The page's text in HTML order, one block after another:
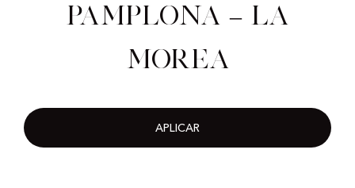
Pamplona – La
Morea
APLICAR